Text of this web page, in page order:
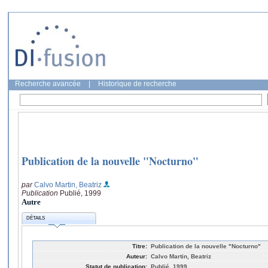
Recherche avancée Historique de recherche
Publication de la nouvelle "Nocturno"
parCalvo Martin, Beatriz
Publication Publié, 1999
Autre
DÉTAILS
Titre: Publication de la nouvelle "Nocturno"
Auteur: Calvo Martin, Beatriz
Statut de publication: Publié, 1999